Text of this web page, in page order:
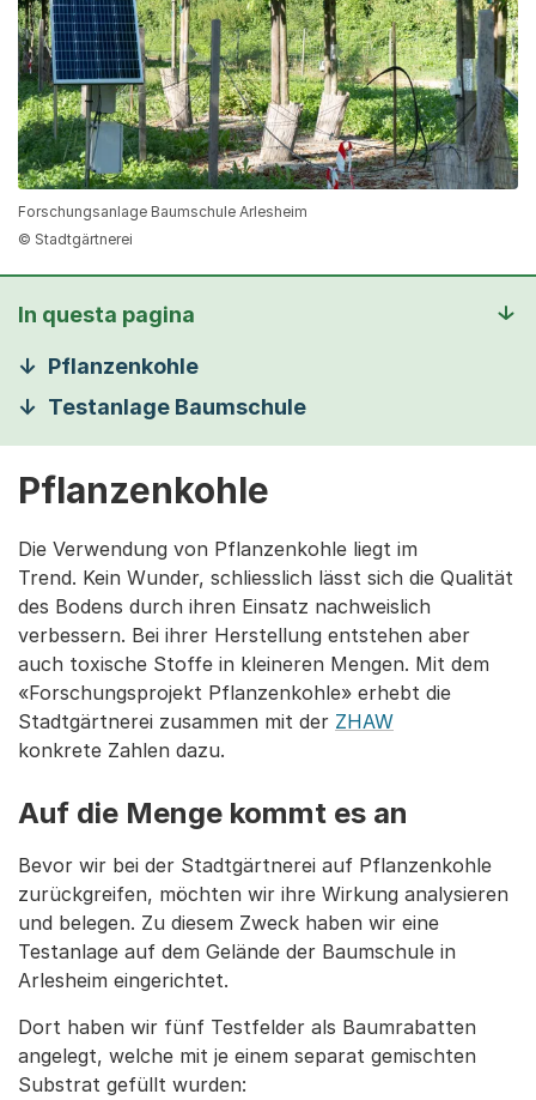
Forschungsanlage Baumschule Arlesheim
© Stadtgärtnerei
In questa pagina
Pflanzenkohle
Testanlage Baumschule
Pflanzenkohle
Die Verwendung von Pflanzenkohle liegt im
Trend. Kein Wunder, schliesslich lässt sich die Qualität
des Bodens durch ihren Einsatz nachweislich
verbessern. Bei ihrer Herstellung entstehen aber
auch toxische Stoffe in kleineren Mengen. Mit dem
«Forschungsprojekt Pflanzenkohle» erhebt die
Stadtgärtnerei zusammen mit der ZHAW
konkrete Zahlen dazu.
Auf die Menge kommt es an
Bevor wir bei der Stadtgärtnerei auf Pflanzenkohle
zurückgreifen, möchten wir ihre Wirkung analysieren
und belegen. Zu diesem Zweck haben wir eine
Testanlage auf dem Gelände der Baumschule in
Arlesheim eingerichtet.
Dort haben wir fünf Testfelder als Baumrabatten
angelegt, welche mit je einem separat gemischten
Substrat gefüllt wurden: